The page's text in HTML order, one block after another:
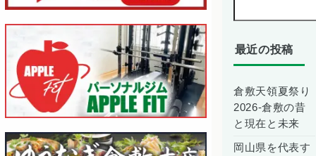
した。
最近の投稿
倉敷天領夏祭り
2026-倉敷の昔
と現在と未来
岡山県を代表す